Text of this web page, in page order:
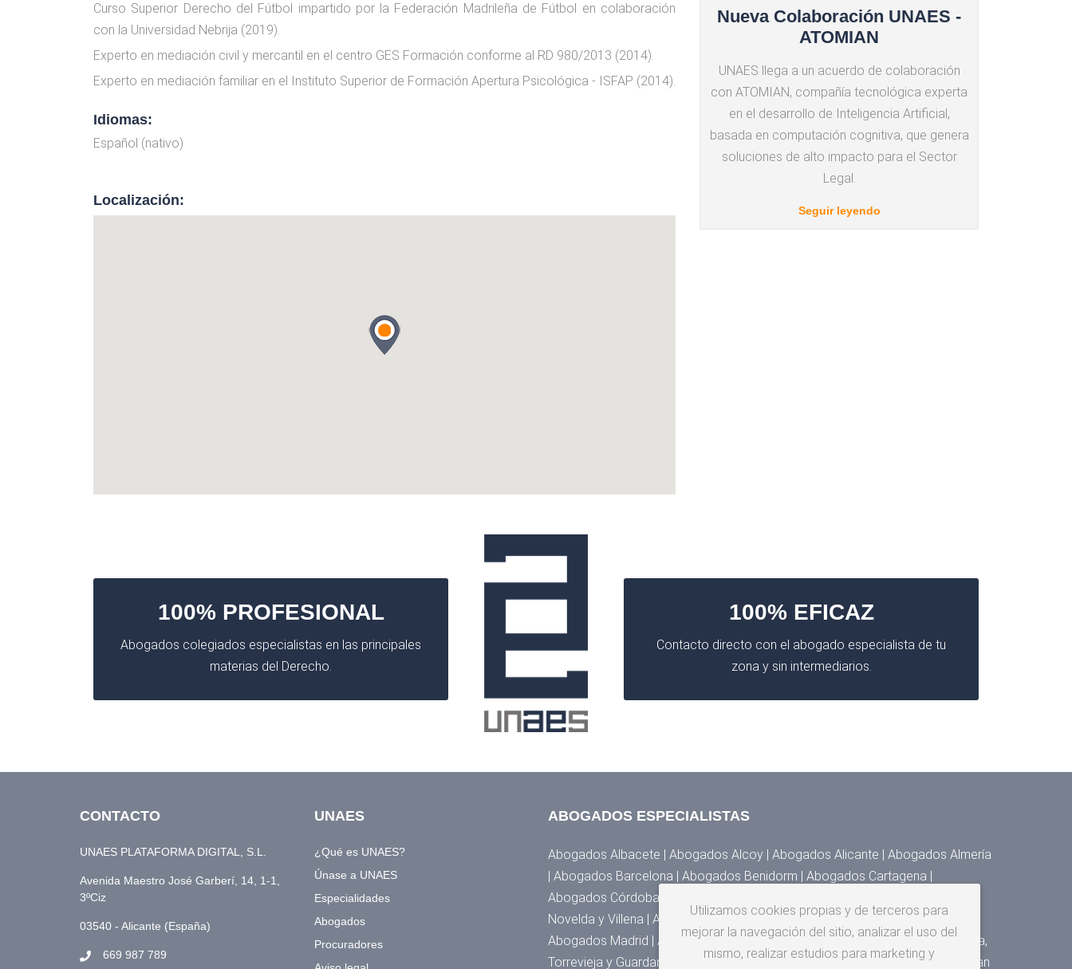
Curso Superior Derecho del Fútbol impartido por la Federación Madrileña de Fútbol en colaboración
con la Universidad Nebrija (2019).
Experto en mediación civil y mercantil en el centro GES Formación conforme al RD 980/2013 (2014).
Experto en mediación familiar en el Instituto Superior de Formación Apertura Psicológica - ISFAP (2014).
Idiomas:
Español (nativo)
Localización:
Nueva Colaboración UNAES -
ATOMIAN
UNAES llega a un acuerdo de colaboración
con ATOMIAN, compañía tecnológica experta
en el desarrollo de Inteligencia Artificial,
basada en computación cognitiva, que genera
soluciones de alto impacto para el Sector
Legal.
Seguir leyendo
100% PROFESIONAL
Abogados colegiados especialistas en las principales
materias del Derecho.
100% EFICAZ
Contacto directo con el abogado especialista de tu
zona y sin intermediarios.
CONTACTO
UNAES PLATAFORMA DIGITAL, S.L.
Avenida Maestro José Garberí, 14, 1-1,
3ºCiz
03540 - Alicante (España)
669 987 789
UNAES
¿Qué es UNAES?
Únase a UNAES
Especialidades
Abogados
Procuradores
ABOGADOS ESPECIALISTAS
Abogados Albacete | Abogados Alcoy | Abogados Alicante | Abogados Almería
| Abogados Barcelona | Abogados Benidorm | Abogados Cartagena |
Abogados Córdoba | Abogados Denia | Abogados Elche | Abogados Elda,
Novelda y Villena | Abogados Granada | Abogados Huesca | Abogados Jaén |
Abogados Madrid | Abogados Málaga | Abogados Murcia | Abogados Orihuela,
Torrevieja y Guardamar | Abogados San Cristóbal de la Laguna | Abogados San
Utilizamos cookies propias y de terceros para
mejorar la navegación del sitio, analizar el uso del
mismo, realizar estudios para marketing y